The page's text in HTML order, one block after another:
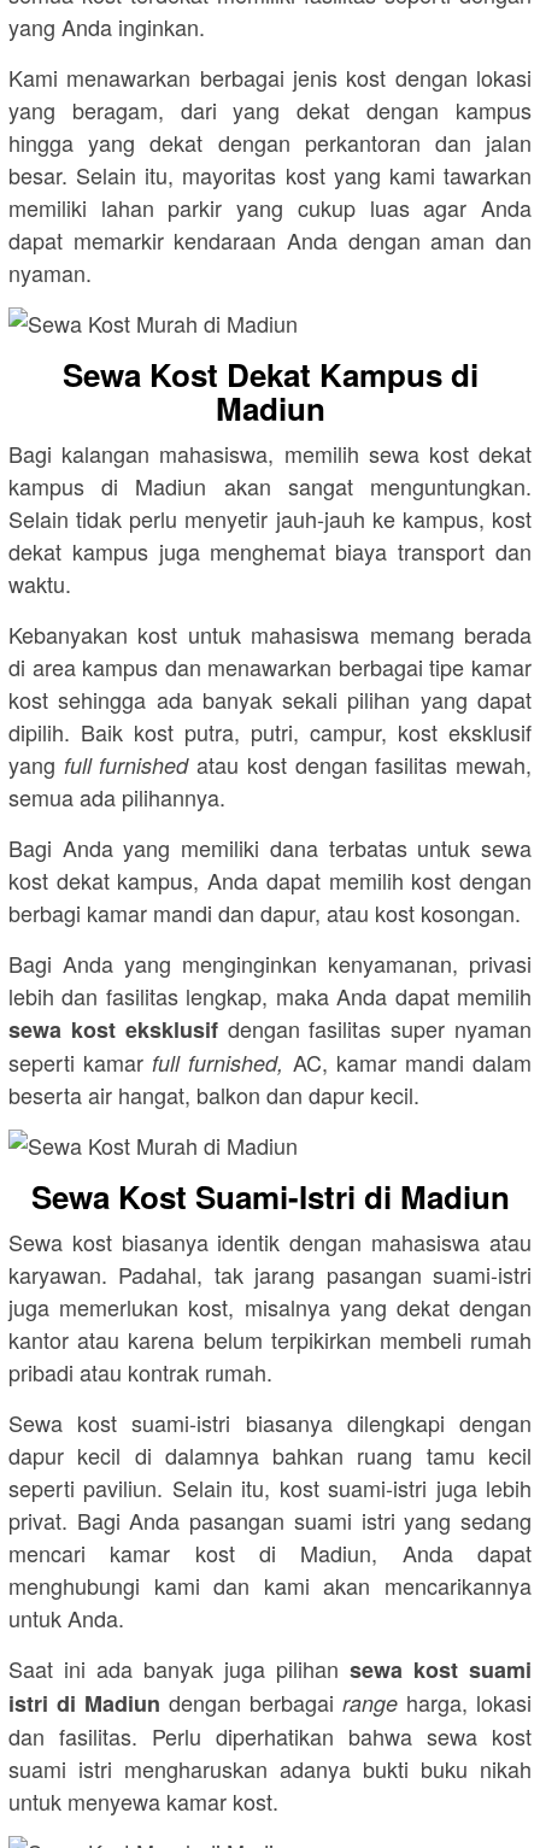
yang Anda inginkan.
Kami menawarkan berbagai jenis kost dengan lokasi
yang beragam, dari yang dekat dengan kampus
hingga yang dekat dengan perkantoran dan jalan
besar. Selain itu, mayoritas kost yang kami tawarkan
memiliki lahan parkir yang cukup luas agar Anda
dapat memarkir kendaraan Anda dengan aman dan
nyaman.
Sewa Kost Dekat Kampus di
Madiun
Bagi kalangan mahasiswa, memilih sewa kost dekat
kampus di Madiun akan sangat menguntungkan.
Selain tidak perlu menyetir jauh-jauh ke kampus, kost
dekat kampus juga menghemat biaya transport dan
waktu.
Kebanyakan kost untuk mahasiswa memang berada
di area kampus dan menawarkan berbagai tipe kamar
kost sehingga ada banyak sekali pilihan yang dapat
dipilih. Baik kost putra, putri, campur, kost eksklusif
yang full furnishedatau kost dengan fasilitas mewah,
semua ada pilihannya.
Bagi Anda yang memiliki dana terbatas untuk sewa
kost dekat kampus, Anda dapat memilih kost dengan
berbagi kamar mandi dan dapur, atau kost kosongan.
Bagi Anda yang menginginkan kenyamanan, privasi
lebih dan fasilitas lengkap, maka Anda dapat memilih
sewa kost eksklusifdengan fasilitas super nyaman
seperti kamarfull furnished, AC, kamar mandi dalam
beserta air hangat, balkon dan dapur kecil.
Sewa Kost Suami-Istri di Madiun
Sewa kost biasanya identik dengan mahasiswa atau
karyawan. Padahal, tak jarang pasangan suami-istri
juga memerlukan kost, misalnya yang dekat dengan
kantor atau karena belum terpikirkan membeli rumah
pribadi atau kontrak rumah.
Sewa kost suami-istri biasanya dilengkapi dengan
dapur kecil di dalamnya bahkan ruang tamu kecil
seperti paviliun. Selain itu, kost suami-istri juga lebih
privat. Bagi Anda pasangan suami istri yang sedang
mencari kamar kost di Madiun, Anda dapat
menghubungi kami dan kami akan mencarikannya
untuk Anda.
Saat ini ada banyak juga pilihan sewa kost suami
istri di Madiun dengan berbagai range harga, lokasi
dan fasilitas. Perlu diperhatikan bahwa sewa kost
suami istri mengharuskan adanya bukti buku nikah
untuk menyewa kamar kost.